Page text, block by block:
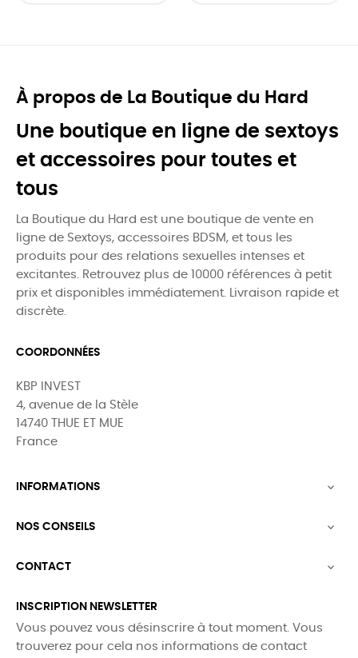
À propos de La Boutique du Hard
Une boutique en ligne de sextoys
et accessoires pour toutes et
tous
La Boutique du Hard est une boutique de vente en
ligne de Sextoys, accessoires BDSM, et tous les
produits pour des relations sexuelles intenses et
excitantes. Retrouvez plus de 10000 références à petit
prix et disponibles immédiatement. Livraison rapide et
discrète.
COORDONNÉES
KBP INVEST
4, avenue de la Stèle
14740 THUE ET MUE
France
INFORMATIONS 
NOS CONSEILS 
CONTACT 
INSCRIPTION NEWSLETTER
Vous pouvez vous désinscrire à tout moment. Vous
trouverez pour cela nos informations de contact